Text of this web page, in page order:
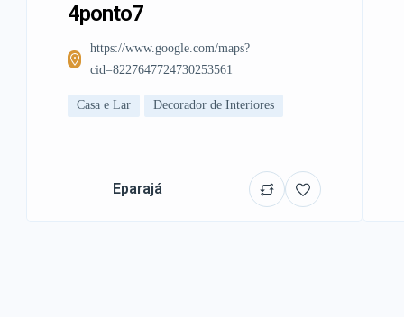
4ponto7
https://www.google.com/maps?
cid=8227647724730253561
Casa e Lar Decorador de Interiores
Eparajá